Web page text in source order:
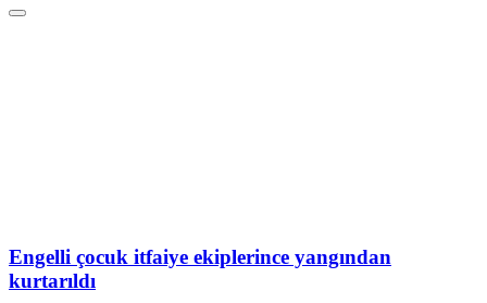
Engelli çocuk itfaiye ekiplerince yangından
kurtarıldı